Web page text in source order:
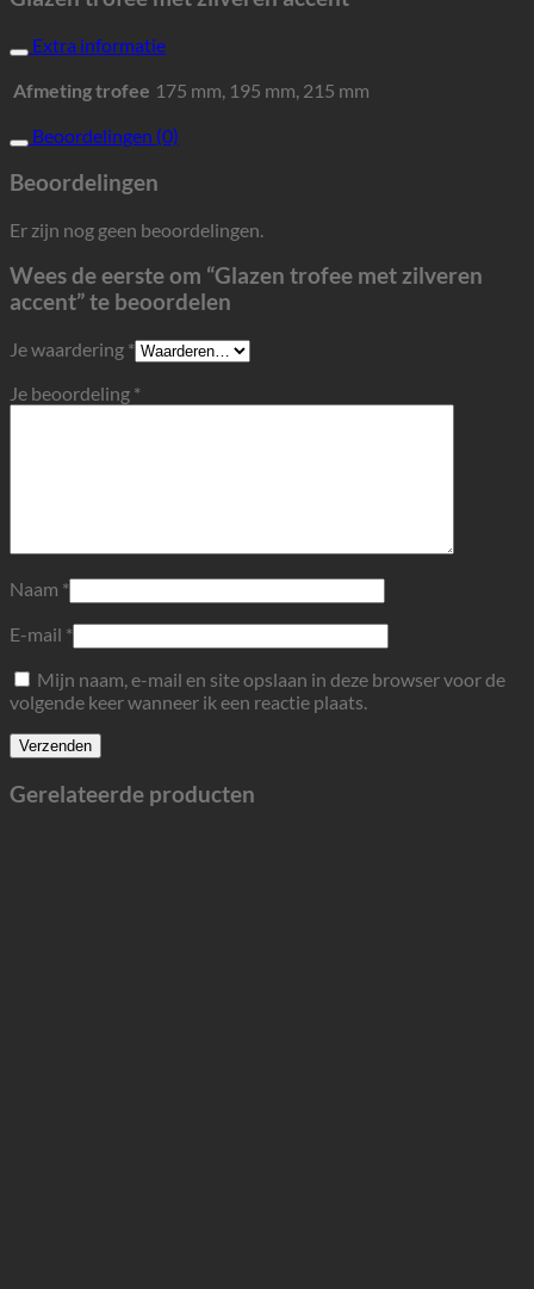
Extra informatie
Afmeting trofee 175 mm, 195 mm, 215 mm
Beoordelingen (0)
Beoordelingen
Er zijn nog geen beoordelingen.
Wees de eerste om “Glazen trofee met zilveren
accent” te beoordelen
Je waardering *
Je beoordeling *
Naam *
E-mail *
Mijn naam, e-mail en site opslaan in deze browser voor de
volgende keer wanneer ik een reactie plaats.
Gerelateerde producten